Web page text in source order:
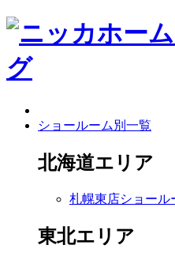
ショールーム別一覧
北海道エリア
札幌東店ショール
東北エリア